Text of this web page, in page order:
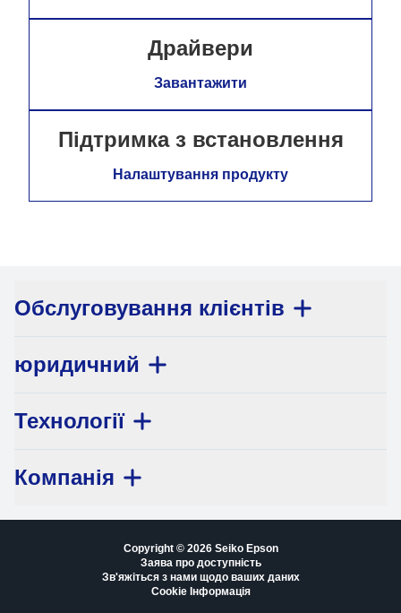
Драйвери
Завантажити
Підтримка з встановлення
Налаштування продукту
Обслуговування клієнтів
юридичний
Технології
Компанія
Copyright © 2026 Seiko Epson
Заява про доступність
Зв'яжіться з нами щодо ваших даних
Cookie Інформація